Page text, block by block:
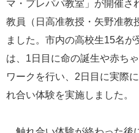
カ
ス
タ
ム
検
マ・プレパパ教室」が開催さ
教員（日高准教授・矢野准教
ました。市内の高校生15名
は、1日目に命の誕生や赤ち
ワークを行い、2日目に実際
れ合い体験を実施しました。